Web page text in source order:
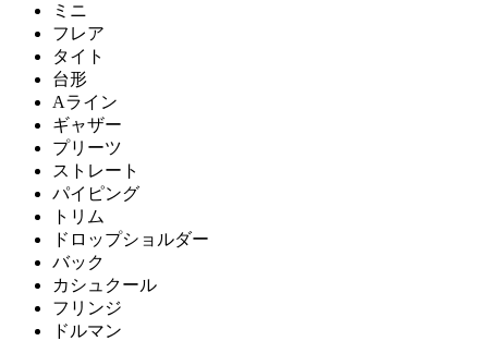
ミニ
フレア
タイト
台形
Aライン
ギャザー
プリーツ
ストレート
パイピング
トリム
ドロップショルダー
バック
カシュクール
フリンジ
ドルマン